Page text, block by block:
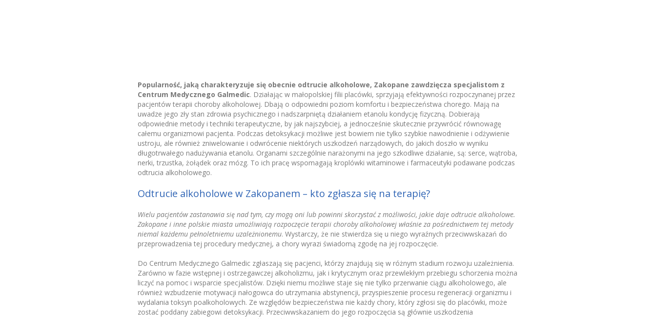
Popularność, jaką charakteryzuje się obecnie odtrucie alkoholowe, Zakopane zawdzięcza specjalistom z
Centrum Medycznego Galmedic. Działając w małopolskiej filii placówki, sprzyjają efektywności rozpoczynanej przez
pacjentów terapii choroby alkoholowej. Dbają o odpowiedni poziom komfortu i bezpieczeństwa chorego. Mają na
uwadze jego zły stan zdrowia psychicznego i nadszarpniętą działaniem etanolu kondycję fizyczną. Dobierają
odpowiednie metody i techniki terapeutyczne, by jak najszybciej, a jednocześnie skutecznie przywrócić równowagę
całemu organizmowi pacjenta. Podczas detoksykacji możliwe jest bowiem nie tylko szybkie nawodnienie i odżywienie
ustroju, ale również zniwelowanie i odwrócenie niektórych uszkodzeń narządowych, do jakich doszło w wyniku
długotrwałego nadużywania etanolu. Organami szczególnie narażonymi na jego szkodliwe działanie, są: serce, wątroba,
nerki, trzustka, żołądek oraz mózg. To ich pracę wspomagają kroplówki witaminowe i farmaceutyki podawane podczas
odtrucia alkoholowego.
Odtrucie alkoholowe w Zakopanem – kto zgłasza się na terapię?
Wielu pacjentów zastanawia się nad tym, czy mogą oni lub powinni skorzystać z możliwości, jakie daje odtrucie alkoholowe.
Zakopane i inne polskie miasta umożliwiają rozpoczęcie terapii choroby alkoholowej właśnie za pośrednictwem tej metody
niemal każdemu pełnoletniemu uzależnionemu. Wystarczy, że nie stwierdza się u niego wyraźnych przeciwwskazań do
przeprowadzenia tej procedury medycznej, a chory wyrazi świadomą zgodę na jej rozpoczęcie.
Do Centrum Medycznego Galmedic zgłaszają się pacjenci, którzy znajdują się w różnym stadium rozwoju uzależnienia.
Zarówno w fazie wstępnej i ostrzegawczej alkoholizmu, jak i krytycznym oraz przewlekłym przebiegu schorzenia można
liczyć na pomoc i wsparcie specjalistów. Dzięki niemu możliwe staje się nie tylko przerwanie ciągu alkoholowego, ale
również wzbudzenie motywacji nałogowca do utrzymania abstynencji, przyspieszenie procesu regeneracji organizmu i
wydalania toksyn poalkoholowych. Ze względów bezpieczeństwa nie każdy chory, który zgłosi się do placówki, może
zostać poddany zabiegowi detoksykacji. Przeciwwskazaniem do jego rozpoczęcia są głównie uszkodzenia